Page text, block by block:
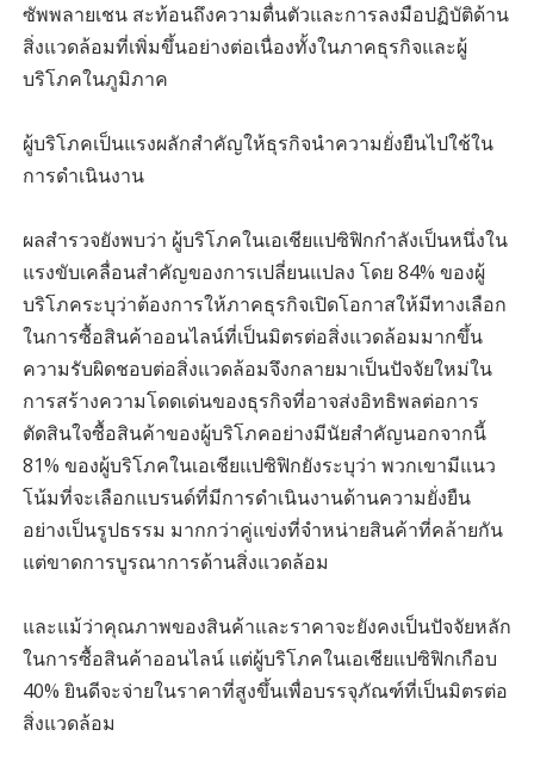
ซัพพลายเชน สะท้อนถึงความตื่นตัวและการลงมือปฏิบัติด้าน
สิ่งแวดล้อมที่เพิ่มขึ้นอย่างต่อเนื่องทั้งในภาคธุรกิจและผู้
บริโภคในภูมิภาค
ผู้บริโภคเป็นแรงผลักสำคัญให้ธุรกิจนำความยั่งยืนไปใช้ใน
การดำเนินงาน
ผลสำรวจยังพบว่า ผู้บริโภคในเอเชียแปซิฟิกกำลังเป็นหนึ่งใน
แรงขับเคลื่อนสำคัญของการเปลี่ยนแปลง โดย 84% ของผู้
บริโภคระบุว่าต้องการให้ภาคธุรกิจเปิดโอกาสให้มีทางเลือก
ในการซื้อสินค้าออนไลน์ที่เป็นมิตรต่อสิ่งแวดล้อมมากขึ้น
ความรับผิดชอบต่อสิ่งแวดล้อมจึงกลายมาเป็นปัจจัยใหม่ใน
การสร้างความโดดเด่นของธุรกิจที่อาจส่งอิทธิพลต่อการ
ตัดสินใจซื้อสินค้าของผู้บริโภคอย่างมีนัยสำคัญนอกจากนี้
81% ของผู้บริโภคในเอเชียแปซิฟิกยังระบุว่า พวกเขามีแนว
โน้มที่จะเลือกแบรนด์ที่มีการดำเนินงานด้านความยั่งยืน
อย่างเป็นรูปธรรม มากกว่าคู่แข่งที่จำหน่ายสินค้าที่คล้ายกัน
แต่ขาดการบูรณาการด้านสิ่งแวดล้อม
และแม้ว่าคุณภาพของสินค้าและราคาจะยังคงเป็นปัจจัยหลัก
ในการซื้อสินค้าออนไลน์ แต่ผู้บริโภคในเอเชียแปซิฟิกเกือบ
40% ยินดีจะจ่ายในราคาที่สูงขึ้นเพื่อบรรจุภัณฑ์ที่เป็นมิตรต่อ
สิ่งแวดล้อม